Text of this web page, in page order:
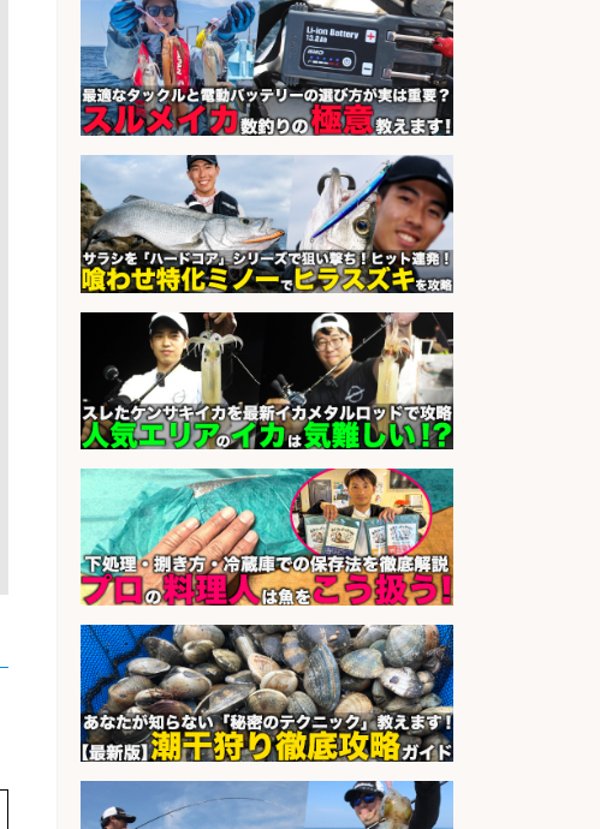
会社名 株式会社ホットスタッフ滋賀
sponsored by 求人ボックス
日払いOKで即日収入/製造スタッフ/
「堺市堺区」 土日祝休みで年間休日
126日&入社祝金10万円/堺市堺区の
工場で自転車部品や釣り具の組立/
日払いOK・未経験歓迎/大阪府
会社名
パーソルファクトリーパートナ
ーズ株式会社
sponsored by 求人ボックス
さらに求人情報を見る